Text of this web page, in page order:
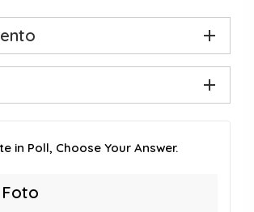
in Poll, Choose Your Answer.
Foto